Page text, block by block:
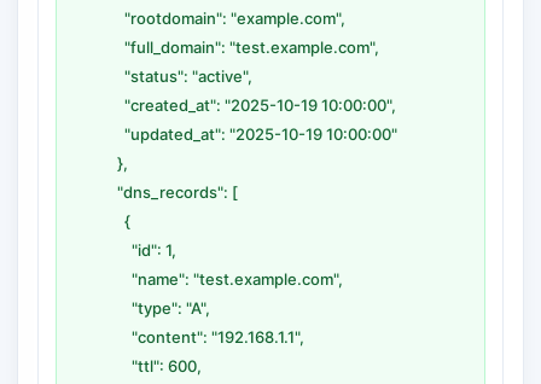
"rootdomain": "example.com",
"full_domain": "test.example.com",
"status": "active",
"created_at": "2025-10-19 10:00:00",
"updated_at": "2025-10-19 10:00:00"
},
"dns_records": [
{
"id": 1,
"name": "test.example.com",
"type": "A",
"content": "192.168.1.1",
"ttl": 600,